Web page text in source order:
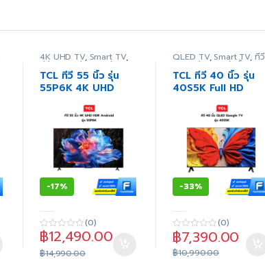
4K UHD TV, Smart TV,
ทีวี ภาพ/เสียง สินค้า
ทั้งหมด
TCL ทีวี 55 นิ้ว รุ่น
55P6K 4K UHD
(ประกันศูนย์)
-17%
-----
0
o
u
(0)
฿12,490.00
฿14,990.00
QLED TV, Smart TV, ทีวี
ภาพ/เสียง สินค้าทั้งหมด
TCL ทีวี 40 นิ้ว รุ่น
40S5K Full HD
(ประกันศูนย์)
-33%
-----
0
o
u
(0)
฿7,390.00
฿10,990.00